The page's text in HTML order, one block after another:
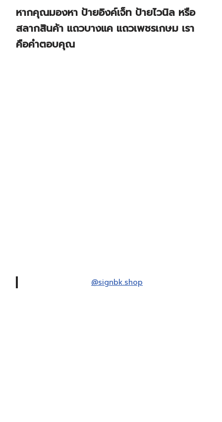
หากคุณมองหา ป้ายอิงค์เจ็ท ป้ายไวนิล หรือ
สลากสินค้า แถวบางแค แถวเพชรเกษม เรา
คือคำตอบคุณ
@signbk.shop